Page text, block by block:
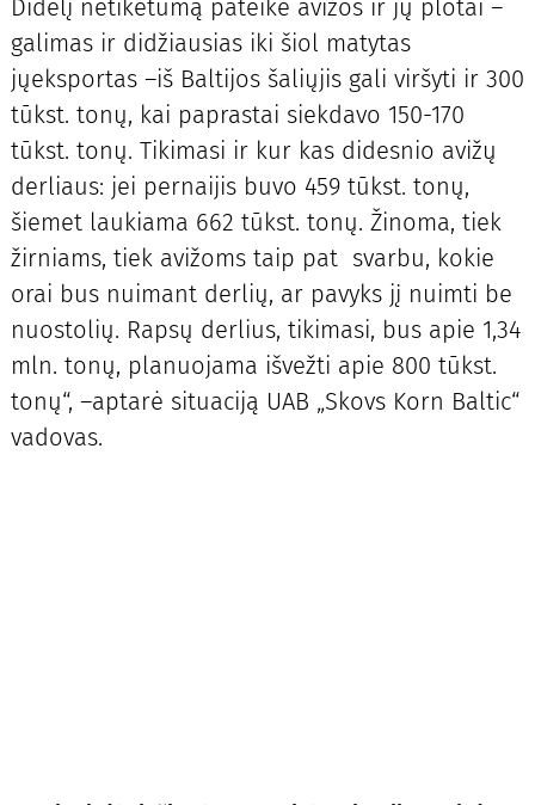
Didelį netikėtumą pateikė avižos ir jų plotai –
galimas ir didžiausias iki šiol matytas
jųeksportas –iš Baltijos šaliųjis gali viršyti ir 300
tūkst. tonų, kai paprastai siekdavo 150-170
tūkst. tonų. Tikimasi ir kur kas didesnio avižų
derliaus: jei pernaijis buvo 459 tūkst. tonų,
šiemet laukiama 662 tūkst. tonų. Žinoma, tiek
žirniams, tiek avižoms taip pat svarbu, kokie
orai bus nuimant derlių, ar pavyks jį nuimti be
nuostolių. Rapsų derlius, tikimasi, bus apie 1,34
mln. tonų, planuojama išvežti apie 800 tūkst.
tonų“, –aptarė situaciją UAB „Skovs Korn Baltic“
vadovas.